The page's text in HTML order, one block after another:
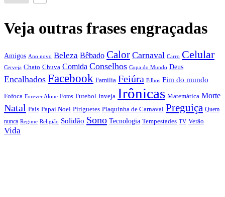
Veja outras frases engraçadas
Amigos Ano novo Beleza Bêbado Calor Carnaval Carro Celular
Cerveja Chato Chuva Comida Conselhos Copa do Mundo Deus
Encalhados Facebook Familia Feiúra Filhos Fim do mundo
Fofoca Forever Alone Fotos Futebol Inveja Irônicas Matemática Morte
Natal Pais Papai Noel Piriguetes Plaquinha de Carnaval Preguiça Quem
nunca Regime Religião Solidão Sono Tecnologia Tempestades TV Verão
Vida